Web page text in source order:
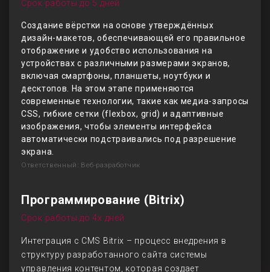
Срок работы до 5 дней
Создание вёрстки на основе утверждённых
дизайн-макетов, обеспечивающей его правильное
отображение и удобство использования на
устройствах с различными размерами экранов,
включая смартфоны, планшеты, ноутбуки и
десктопов. На этом этапе применяются
современные технологии, такие как медиа-запросы
CSS, гибкие сетки (flexbox, grid) и адаптивные
изображения, чтобы элементы интерфейса
автоматически подстраивались под разрешение
экрана.
Ответственный: Веб-разработчик
Программирование (Bitrix)
Срок работы до 4х дней
Интеграция с CMS Bitrix – процесс внедрения в
структуру разработанного сайта системы
управления контентом, которая создает